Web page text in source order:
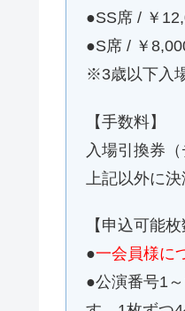
●SS席 / ￥
●S席 / ￥
※3歳以下入
【手数料】
入場引換券
上記以外に
【申込可能枚
●一会員様に
●公演番号1